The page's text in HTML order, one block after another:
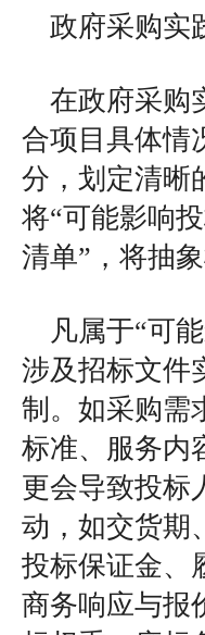
政府采购实
在政府采购
合项目具体情
分，划定清晰
将“可能影响
清单”，将抽
凡属于“可
涉及招标文件
制。如采购需
标准、服务内
更会导致投标
动，如交货期
投标保证金、
商务响应与报